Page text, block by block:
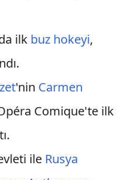
ilk buz hokeyi,
'nin Carmen
Comique'te ilk
ile Rusya